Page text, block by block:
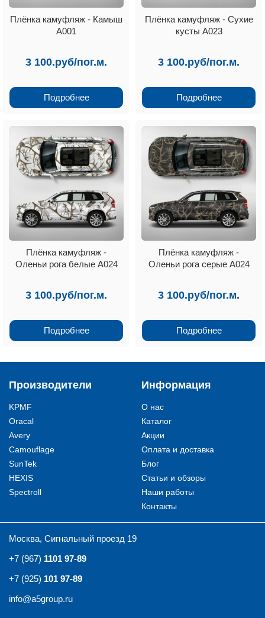
Плёнка камуфляж - Камыш
А001
3 100.руб/пог.м.
Подробнее
Плёнка камуфляж - Сухие
кусты А023
3 100.руб/пог.м.
Подробнее
Плёнка камуфляж -
Оленьи рога белые А024
3 100.руб/пог.м.
Подробнее
Плёнка камуфляж -
Оленьи рога серые А024
3 100.руб/пог.м.
Подробнее
Производители
KPMF
Oracal
Avery
Camouflage
SunTek
HEXIS
Spectroll
Информация
О нас
Каталог
Акции
Оплата и доставка
Блог
Статьи и обзоры
Наши работы
Контакты
Москва, Сигнальный проезд 19
+7 (967) 1101 97-89
+7 (925) 101 97-89
info@a5group.ru